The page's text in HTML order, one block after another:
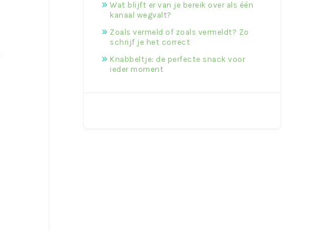
Wat blijft er van je bereik over als één
kanaal wegvalt?
Zoals vermeld of zoals vermeldt? Zo
schrijf je het correct
Knabbeltje: de perfecte snack voor
ieder moment